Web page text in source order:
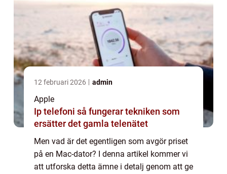
12 februari 2026 admin
Apple
Ip telefoni så fungerar tekniken som
ersätter det gamla telenätet
Men vad är det egentligen som avgör priset
på en Mac-dator? I denna artikel kommer vi
att utforska detta ämne i detalj genom att ge